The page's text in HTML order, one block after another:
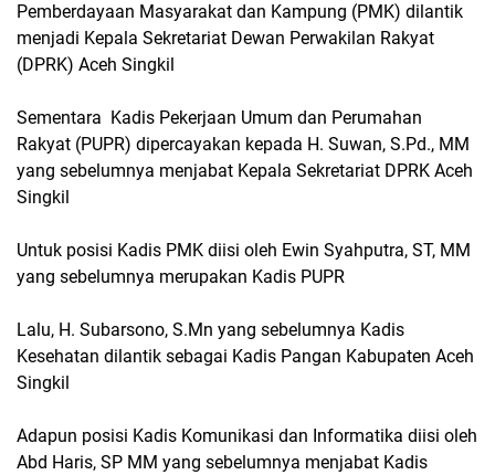
Pemberdayaan Masyarakat dan Kampung (PMK) dilantik
menjadi Kepala Sekretariat Dewan Perwakilan Rakyat
(DPRK) Aceh Singkil
Sementara Kadis Pekerjaan Umum dan Perumahan
Rakyat (PUPR) dipercayakan kepada H. Suwan, S.Pd., MM
yang sebelumnya menjabat Kepala Sekretariat DPRK Aceh
Singkil
Untuk posisi Kadis PMK diisi oleh Ewin Syahputra, ST, MM
yang sebelumnya merupakan Kadis PUPR
Lalu, H. Subarsono, S.Mn yang sebelumnya Kadis
Kesehatan dilantik sebagai Kadis Pangan Kabupaten Aceh
Singkil
Adapun posisi Kadis Komunikasi dan Informatika diisi oleh
Abd Haris, SP MM yang sebelumnya menjabat Kadis